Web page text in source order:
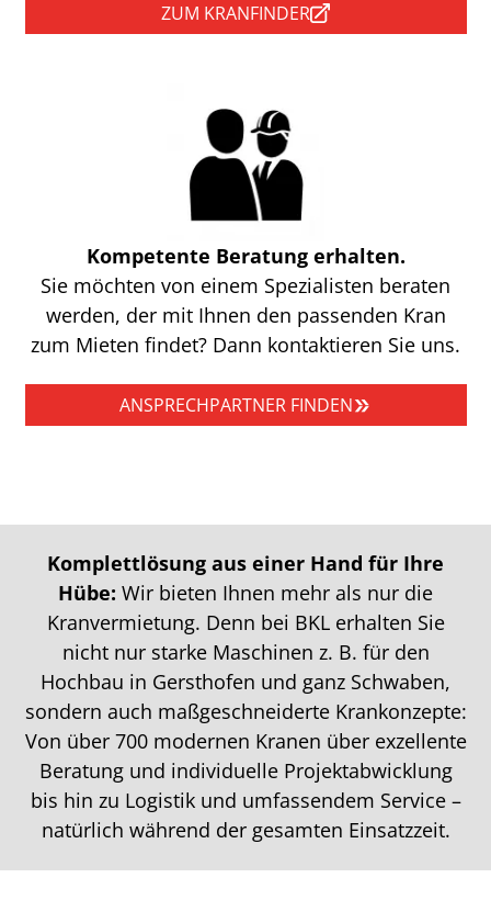
ZUM KRANFINDER
Kompetente Beratung erhalten.
Sie möchten von einem Spezialisten beraten
werden, der mit Ihnen den passenden Kran
zum Mieten findet? Dann kontaktieren Sie uns.
ANSPRECHPARTNER FINDEN
Komplettlösung aus einer Hand für Ihre
Hübe: Wir bieten Ihnen mehr als nur die
Kranvermietung. Denn bei BKL erhalten Sie
nicht nur starke Maschinen z. B. für den
Hochbau in Gersthofen und ganz Schwaben,
sondern auch maßgeschneiderte Krankonzepte:
Von über 700 modernen Kranen über exzellente
Beratung und individuelle Projektabwicklung
bis hin zu Logistik und umfassendem Service –
natürlich während der gesamten Einsatzzeit.